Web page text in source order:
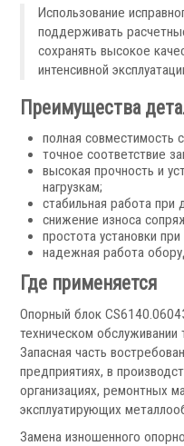
Мониторы УЦИ
Оптические линейки
Магнитные линейки
Комплекты УЦИ
Системы СОЖ
Использование
поддерживать
сохранять высокое
интенсивной
Преимущества
полная совместимость
точное соответствие
высокая прочность и
нагрузкам;
стабильная работа при
снижение износа
простота установки
надежная работа
Где применяется
Опорный блок
техническом
Запасная часть
предприятиях, в
организациях, ремонтных
эксплуатирующих
Замена изношенного